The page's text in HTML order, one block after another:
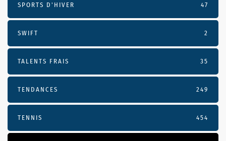
SPORTS D'HIVER 47
SWIFT 2
TALENTS FRAIS 35
TENDANCES 249
TENNIS 454